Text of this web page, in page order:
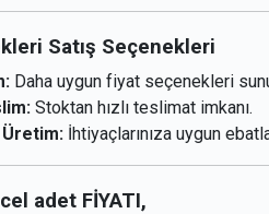
Satış Seçenekleri
Daha uygun fiyat seçenekleri
Stoktan hızlı teslimat imkanı.
Üretim: İhtiyaçlarınıza uygun
adet FİYATI,